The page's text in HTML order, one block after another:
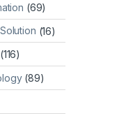
(69)
(16)
(116)
(89)